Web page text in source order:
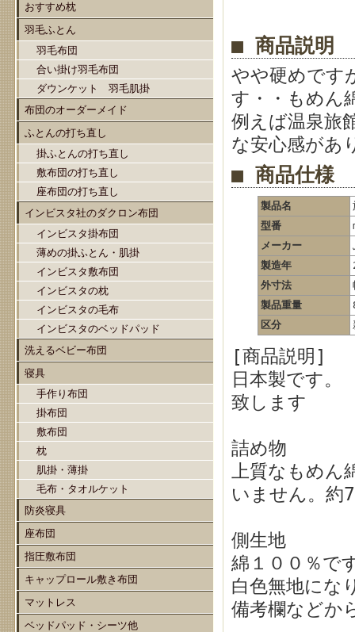
おすすめ枕
羽毛ふとん
羽毛布団
合い掛け羽毛布団
ダウンケット 羽毛肌掛
布団のオーダーメイド
ふとんの打ち直し
掛ふとんの打ち直し
敷布団の打ち直し
座布団の打ち直し
インビスタ社のダクロン布団
インビスタ掛布団
薄めの掛ふとん・肌掛
インビスタ敷布団
インビスタの枕
インビスタの毛布
インビスタのベッドパッド
洗えるベビー布団
寝具
手作り布団
掛布団
敷布団
枕
肌掛・薄掛
毛布・タオルケット
防炎寝具
座布団
指圧敷布団
キャップロール敷き布団
マットレス
ベッドパッド・シーツ他
■ 商品説明
やや硬めです
す・・もめん
例えば温泉旅
な安心感があ
■ 商品仕様
製品名
型番
メーカー
製造年
外寸法
製品重量
区分
[商品説明]
日本製です
致します
詰め物
上質なもめ
いません。約
側生地
綿１００％で
白色無地にな
備考欄などか